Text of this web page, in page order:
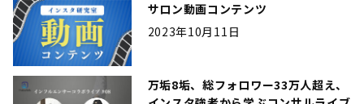
サロン動画コンテンツ
2023年10月11日
万垢8垢、総フォロワー33万人超え、